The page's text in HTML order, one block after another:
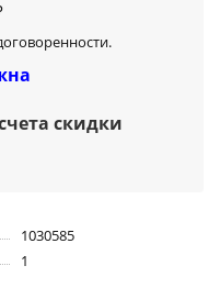
скидки
1030585
1